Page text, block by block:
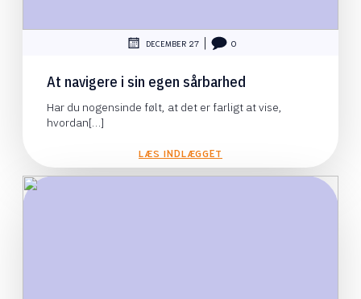
DECEMBER 27 0
At navigere i sin egen sårbarhed
Har du nogensinde følt, at det er farligt at vise,
hvordan[…]
LÆS INDLÆGGET